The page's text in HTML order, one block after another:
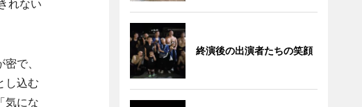
れない
で、
し込む
気にな
終演後の出演者たちの笑顔